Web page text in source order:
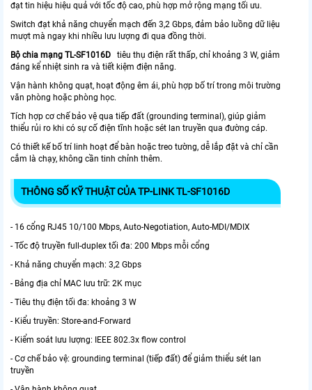
đạt tin hiệu hiệu quả với tốc độ cao, phù hợp mở rộng mạng tối ưu.
Switch đạt khả năng chuyển mạch đến 3,2 Gbps, đảm bảo luồng dữ liệu
mượt mà ngay khi nhiều lưu lượng đi qua đồng thời.
Bộ chia mạng TL-SF1016D
tiêu thụ điện rất thấp, chỉ khoảng 3 W, giảm
đáng kể nhiệt sinh ra và tiết kiệm điện năng.
Vận hành không quạt, hoạt động êm ái, phù hợp bố trí trong môi trường
văn phòng hoặc phòng học.
Tích hợp cơ chế bảo vệ qua tiếp đất (grounding terminal), giúp giảm
thiểu rủi ro khi có sự cố điện tĩnh hoặc sét lan truyền qua đường cáp.
Có thiết kế bố trí linh hoạt để bàn hoặc treo tường, dễ lắp đặt và chỉ cần
cắm là chạy, không cần tinh chỉnh thêm.
THÔNG SỐ KỸ THUẬT CỦA TP-LINK TL-SF1016D
- 16 cổng RJ45 10/100 Mbps, Auto-Negotiation, Auto-MDI/MDIX
- Tốc độ truyền full-duplex tối đa: 200 Mbps mỗi cổng
- Khả năng chuyển mạch: 3,2 Gbps
- Bảng địa chỉ MAC lưu trữ: 2K mục
- Tiêu thụ điện tối đa: khoảng 3 W
- Kiểu truyền: Store-and-Forward
- Kiểm soát lưu lượng: IEEE 802.3x flow control
- Cơ chế bảo vệ: grounding terminal (tiếp đất) để giảm thiểu sét lan
truyền